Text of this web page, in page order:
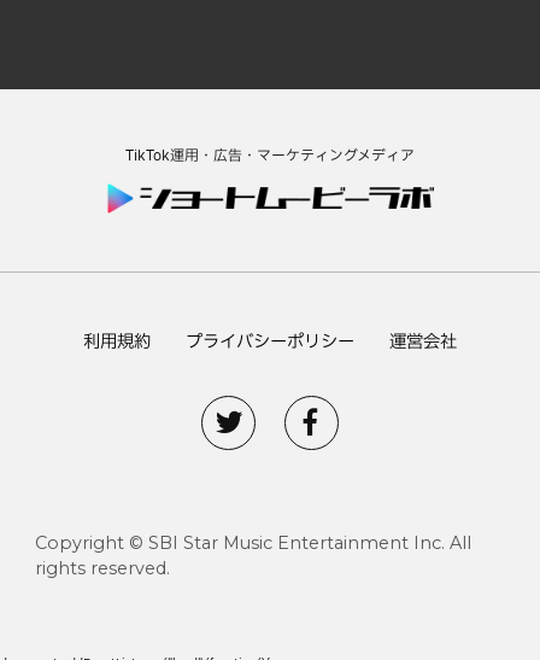
TikTok運用・広告・マーケティングメディア
利用規約 プライバシーポリシー 運営会社
Copyright © SBI Star Music Entertainment Inc. All
rights reserved.